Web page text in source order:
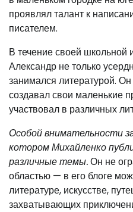
проявлял талант к
писателем.
В течение своей школьной
Александр не только
занимался литературой.
создавал свои маленькие
участвовал в различных
Особой внимательности
котором Михайленко
различные темы.Он не
областью — в его блоге
литературе, искусстве,
захватывающих